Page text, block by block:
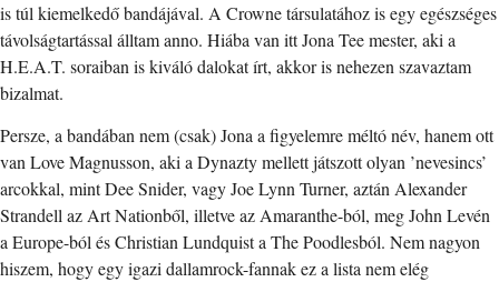
is túl kiemelkedő bandájával. A Crowne társulatához is egy egészséges
távolságtartással álltam anno. Hiába van itt Jona Tee mester, aki a
H.E.A.T. soraiban is kiváló dalokat írt, akkor is nehezen szavaztam
bizalmat.
Persze, a bandában nem (csak) Jona a figyelemre méltó név, hanem ott
van Love Magnusson, aki a Dynazty mellett játszott olyan ’nevesincs’
arcokkal, mint Dee Snider, vagy Joe Lynn Turner, aztán Alexander
Strandell az Art Nationből, illetve az Amaranthe-ból, meg John Levén
a Europe-ból és Christian Lundquist a The Poodlesból. Nem nagyon
hiszem, hogy egy igazi dallamrock-fannak ez a lista nem elég